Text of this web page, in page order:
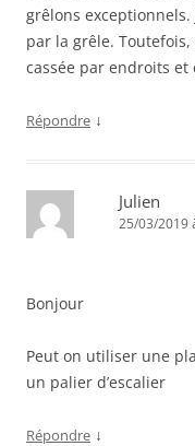
grêlons exceptionnels.
par la grêle.
cassée par endroits et
Répondre ↓
Julien
25/03/2019
Bonjour
Peut on utiliser une
un palier d’escalier
Répondre ↓